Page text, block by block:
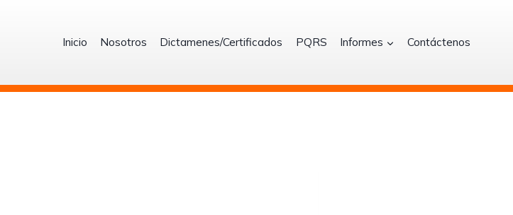
Inicio Nosotros Dictamenes/Certificados PQRS Informes Contáctenos